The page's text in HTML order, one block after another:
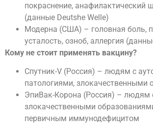
покраснение, анафилактический
(данные Deutshe Welle)
Модерна (США) – головная боль,
усталость, озноб, аллергия
Кому не стоит применять вакцину?
Cпутник-V (Россия) – людям с
патологиями, злокачественными
ЭпиВак-Корона (Россия) – людям
злокачественными
первичным иммунодефицитом